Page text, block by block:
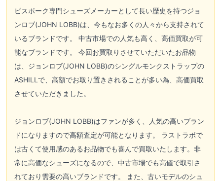
ビスポーク専門シューズメーカーとして長い歴史を持つジョ
ンロブ(JOHN LOBB)は、今もなお多くの人々から支持されて
いるブランドです。 中古市場での人気も高く、高価買取が可
能なブランドです。 今回お買取りさせていただいたお品物
は、 ジョンロブ(JOHN LOBB)のシングルモンクストラップの
ASHILLで、高額でお取り置きされることが多い為、高価買取
させていただきました。
ジョンロブ(JOHN LOBB)はファンが多く、人気の高いブラン
ドになりますので高額査定が可能となります。 ラストラボで
は古くて使用感のあるお品物でも喜んで買取いたします。非
常に高価なシューズになるので、中古市場でも高値で取引さ
れており需要の高いブランドです。 また、古いモデルのシュ